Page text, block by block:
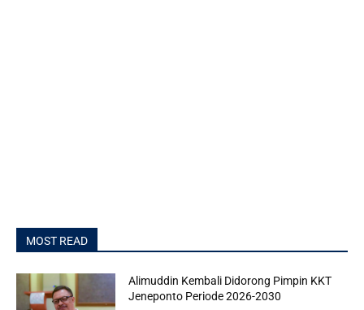
MOST READ
Alimuddin Kembali Didorong Pimpin KKT
Jeneponto Periode 2026-2030